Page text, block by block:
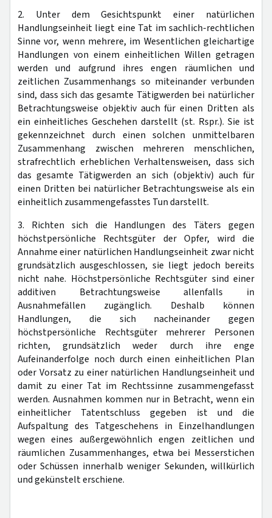
2. Unter dem Gesichtspunkt einer natürlichen
Handlungseinheit liegt eine Tat im sachlich-rechtlichen
Sinne vor, wenn mehrere, im Wesentlichen gleichartige
Handlungen von einem einheitlichen Willen getragen
werden und aufgrund ihres engen räumlichen und
zeitlichen Zusammenhangs so miteinander verbunden
sind, dass sich das gesamte Tätigwerden bei natürlicher
Betrachtungsweise objektiv auch für einen Dritten als
ein einheitliches Geschehen darstellt (st. Rspr.). Sie ist
gekennzeichnet durch einen solchen unmittelbaren
Zusammenhang zwischen mehreren menschlichen,
strafrechtlich erheblichen Verhaltensweisen, dass sich
das gesamte Tätigwerden an sich (objektiv) auch für
einen Dritten bei natürlicher Betrachtungsweise als ein
einheitlich zusammengefasstes Tun darstellt.
3. Richten sich die Handlungen des Täters gegen
höchstpersönliche Rechtsgüter der Opfer, wird die
Annahme einer natürlichen Handlungseinheit zwar nicht
grundsätzlich ausgeschlossen, sie liegt jedoch bereits
nicht nahe. Höchstpersönliche Rechtsgüter sind einer
additiven Betrachtungsweise allenfalls in
Ausnahmefällen zugänglich. Deshalb können
Handlungen, die sich nacheinander gegen
höchstpersönliche Rechtsgüter mehrerer Personen
richten, grundsätzlich weder durch ihre enge
Aufeinanderfolge noch durch einen einheitlichen Plan
oder Vorsatz zu einer natürlichen Handlungseinheit und
damit zu einer Tat im Rechtssinne zusammengefasst
werden. Ausnahmen kommen nur in Betracht, wenn ein
einheitlicher Tatentschluss gegeben ist und die
Aufspaltung des Tatgeschehens in Einzelhandlungen
wegen eines außergewöhnlich engen zeitlichen und
räumlichen Zusammenhanges, etwa bei Messerstichen
oder Schüssen innerhalb weniger Sekunden, willkürlich
und gekünstelt erschiene.